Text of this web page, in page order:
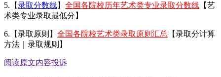
5.【录取分数线】 全国各院校历年艺术类专业录取分数线 【艺
术类专业录取最低分】
6.【录取原则】 全国各院校艺术类录取原则汇总
【录取分计算
方法｜录取规则】
阅读原文内容投诉